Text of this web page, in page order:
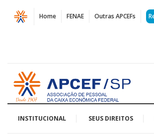
Página
Reservas
Páscoa
podem
ser
Home FENAE Outras APCEFs
Acessar
página
inicial
INSTITUCIONAL SEUS DIREITOS